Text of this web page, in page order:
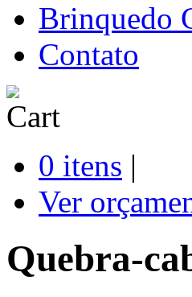
Brinquedo
Contato
0 itens |
Ver
Quebra-